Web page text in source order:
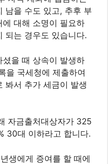
남을 수도 있고, 추후 부
대해 소명이 필요하
되는 경우도 있습니다.
을 때 상속이 발생하
을 국세청에 제출하여
봐서 추가 세금이 발생
자금출처대상자가 325
30대 이하라고 합니다.
생에게 증여를 할 때에